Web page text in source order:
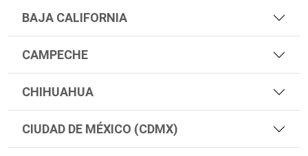
BAJA CALIFORNIA
CAMPECHE
CHIHUAHUA
CIUDAD DE MÉXICO (CDMX)